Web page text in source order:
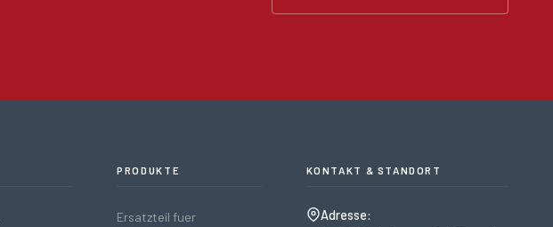
PRODUKTE
Ersatzteil fuer
KONTAKT & STANDORT
Adresse: